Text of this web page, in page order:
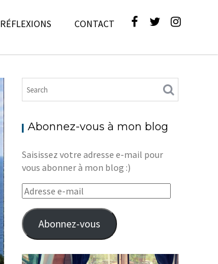
RÉFLEXIONS CONTACT
Abonnez-vous à mon blog
Saisissez votre adresse e-mail pour
vous abonner à mon blog :)
Adresse
e-
mail
Abonnez-vous